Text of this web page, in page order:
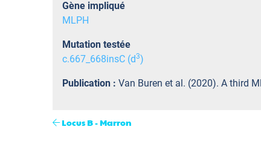
Gène impliqué
MLPH
Mutation testée
c.667_668insC (d3)
Publication : Van Buren et al. (2020). A third
Locus B - Marron